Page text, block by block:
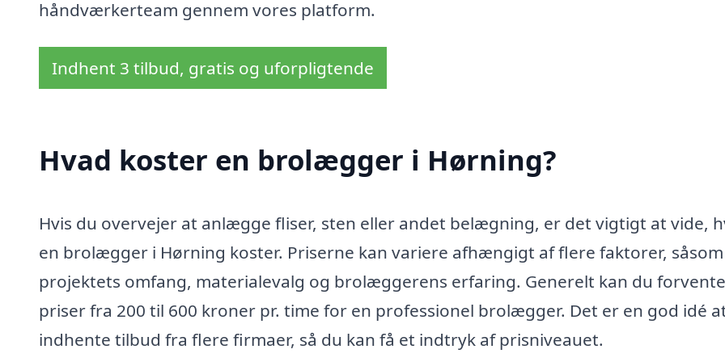
håndværkerteam gennem vores platform.
Indhent 3 tilbud, gratis og uforpligtende
Hvad koster en brolægger i Hørning?
Hvis du overvejer at anlægge fliser, sten eller andet belægning, er det vigtigt at vide,
en brolægger i Hørning koster. Priserne kan variere afhængigt af flere faktorer, såsom
projektets omfang, materialevalg og brolæggerens erfaring. Generelt kan du forvente
priser fra 200 til 600 kroner pr. time for en professionel brolægger. Det er en god idé
indhente tilbud fra flere firmaer, så du kan få et indtryk af prisniveauet.